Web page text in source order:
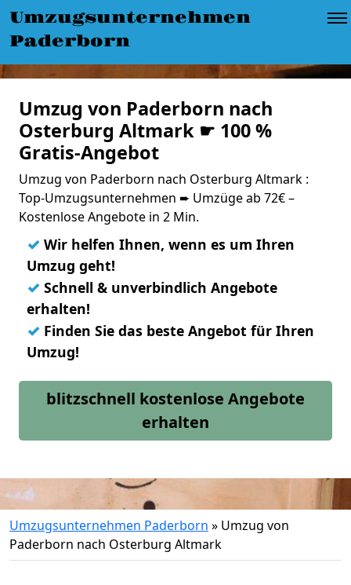
Umzugsunternehmen
Paderborn
Umzug von Paderborn nach
Osterburg Altmark ☛ 100 %
Gratis-Angebot
Umzug von Paderborn nach Osterburg Altmark :
Top-Umzugsunternehmen ➨ Umzüge ab 72€ –
Kostenlose Angebote in 2 Min.
✓ Wir helfen Ihnen, wenn es um Ihren
Umzug geht!
✓ Schnell & unverbindlich Angebote
erhalten!
✓ Finden Sie das beste Angebot für Ihren
Umzug!
blitzschnell kostenlose Angebote
erhalten
Umzugsunternehmen Paderborn » Umzug von
Paderborn nach Osterburg Altmark